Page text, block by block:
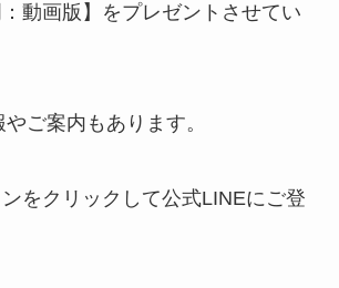
動画版】をプレゼントさせてい
ご案内もあります。
をクリックして公式LINEにご登